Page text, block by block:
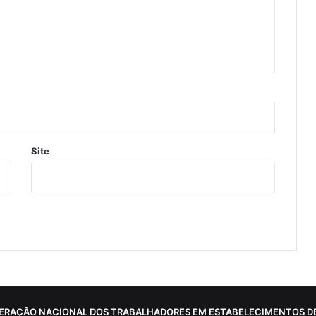
Site
NACIONAL DOS TRABALHADORES EM ESTABELECIMENTOS